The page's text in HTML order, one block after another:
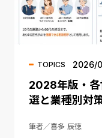
TOPICS 2026/
2028年版・
選と業種別対
筆者／喜多 辰徳